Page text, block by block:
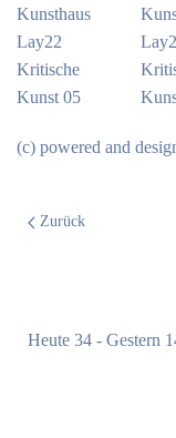
(c) powered and
Zurück
Heute 34 - Gestern